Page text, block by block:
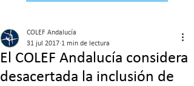
El COLEF Andalucía considera
desacertada la inclusión de
COLEF Andalucía
31 jul 2017 1 min de lectura